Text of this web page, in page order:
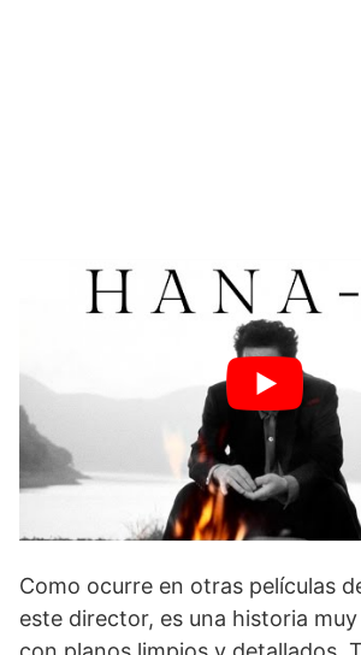
Como ocurre en otras películas
este director, es una historia